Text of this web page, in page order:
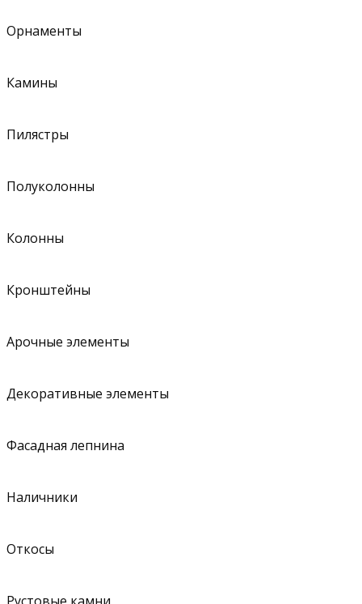
Орнаменты
Камины
Пилястры
Полуколонны
Колонны
Кронштейны
Арочные элементы
Декоративные элементы
Фасадная лепнина
Наличники
Откосы
Рустовые камни